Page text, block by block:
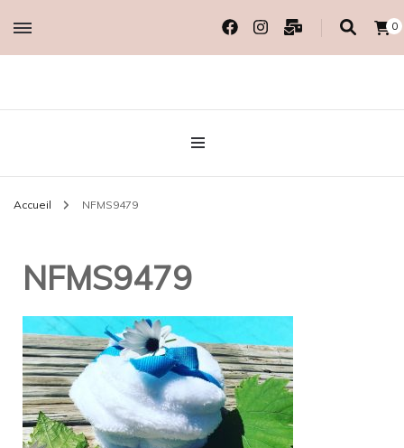
0
MADAME COTON
BIO
Accueil NFMS9479
NFMS9479